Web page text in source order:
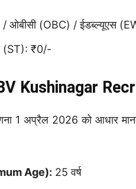
/ ओबीसी (OBC) / ईडब्ल्यूएस
(ST): ₹0/-
Kushinagar
1 अप्रैल 2026 को आधार
Age): 25 वर्ष